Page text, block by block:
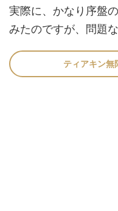
実際に、かなり序盤
みたのですが、問題
ティアキン無